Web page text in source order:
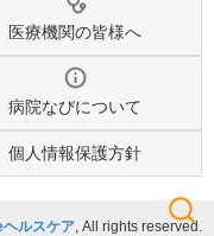
医療機関の皆様へ
病院なびについて
個人情報保護方針
ルスケア, All rights reserved.